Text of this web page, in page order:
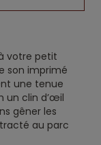
votre petit
son imprimé
une tenue
un clin d’œil
gêner les
au parc